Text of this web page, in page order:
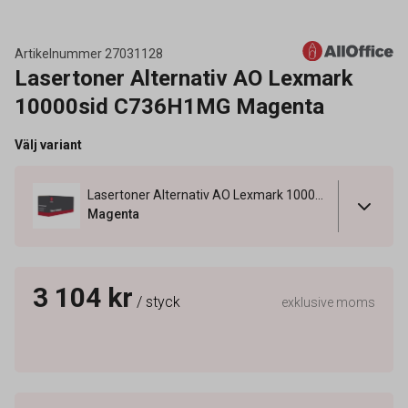
Artikelnummer 27031128
Lasertoner Alternativ AO Lexmark
10000sid C736H1MG Magenta
Välj variant
Magenta
3 104 kr / styck exklusive moms